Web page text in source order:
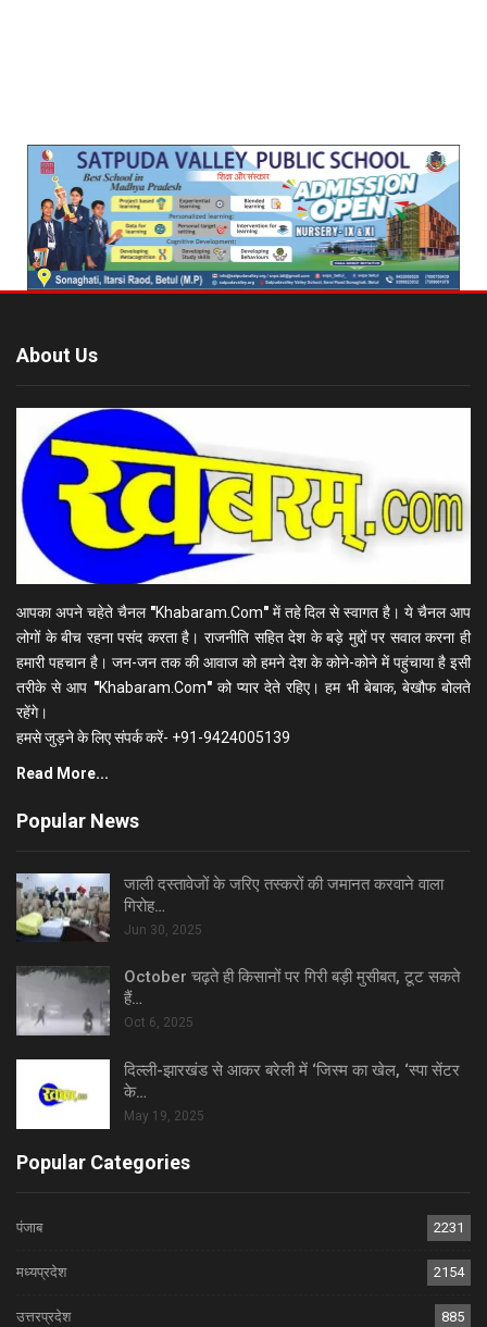
About Us
आपका अपने चहेते चैनल "Khabaram.Com"में तहे दिल से स्वागत है। ये चैनल आप
लोगों के बीच रहना पसंद करता है। राजनीति सहित देश के बड़े मुद्दों पर सवाल करना ही
हमारी पहचान है। जन-जन तक की आवाज को हमने देश के कोने-कोने में पहुंचाया है इसी
तरीके से आप "Khabaram.Com"को प्यार देते रहिए। हम भी बेबाक, बेखौफ बोलते
रहेंगे।
हमसे जुड़ने के लिए संपर्क करें- +91-9424005139
Read More...
Popular News
जाली दस्तावेजों के जरिए तस्करों की जमानत करवाने वाला
गिरोह…
Jun 30, 2025
October चढ़ते ही किसानों पर गिरी बड़ी मुसीबत, टूट सकते
हैं…
Oct 6, 2025
दिल्ली-झारखंड से आकर बरेली में ‘जिस्म का खेल, ‘स्पा सेंटर
के…
May 19, 2025
Popular Categories
पंजाब 2231
मध्यप्रदेश 2154
उत्तरप्रदेश 885